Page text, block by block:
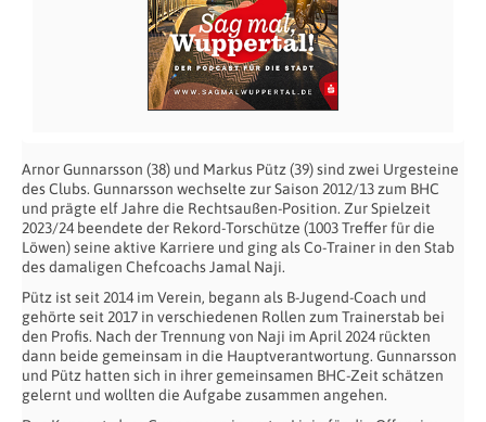
Arnor Gunnarsson (38) und Markus Pütz (39) sind zwei Urgesteine
des Clubs. Gunnarsson wechselte zur Saison 2012/13 zum BHC
und prägte elf Jahre die Rechtsaußen-Position. Zur Spielzeit
2023/24 beendete der Rekord-Torschütze (1003 Treffer für die
Löwen) seine aktive Karriere und ging als Co-Trainer in den Stab
des damaligen Chefcoachs Jamal Naji.
Pütz ist seit 2014 im Verein, begann als B-Jugend-Coach und
gehörte seit 2017 in verschiedenen Rollen zum Trainerstab bei
den Profis. Nach der Trennung von Naji im April 2024 rückten
dann beide gemeinsam in die Hauptverantwortung. Gunnarsson
und Pütz hatten sich in ihrer gemeinsamen BHC-Zeit schätzen
gelernt und wollten die Aufgabe zusammen angehen.